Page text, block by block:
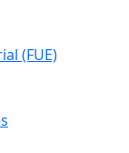
(FUE)